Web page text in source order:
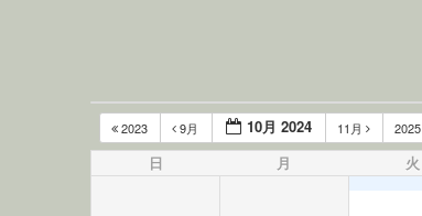
2023 9月 10月 2024 11月 2025
日 月 火